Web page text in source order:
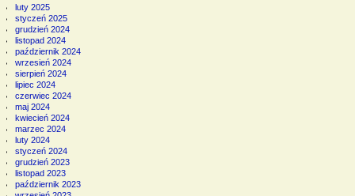
luty 2025
styczeń 2025
grudzień 2024
listopad 2024
październik 2024
wrzesień 2024
sierpień 2024
lipiec 2024
czerwiec 2024
maj 2024
kwiecień 2024
marzec 2024
luty 2024
styczeń 2024
grudzień 2023
listopad 2023
październik 2023